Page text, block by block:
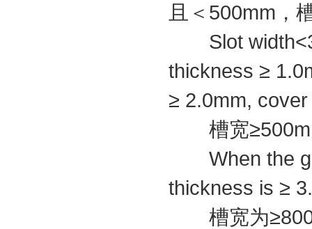
且＜500mm，
Slot
thickness ≥
≥ 2.0mm,
槽宽≥500mm
When the
thickness is ≥
槽宽为